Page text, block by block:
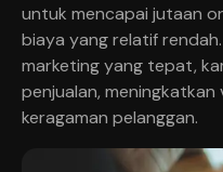
untuk mencapai jutaan
biaya yang relatif
marketing yang tepat,
penjualan, meningkatkan
keragaman pelanggan.